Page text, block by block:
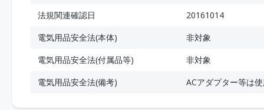
法規関連確認日
20161014
電気用品安全法(本体)
非対象
電気用品安全法(付属品等)
非対象
電気用品安全法(備考)
ACアダプター等は